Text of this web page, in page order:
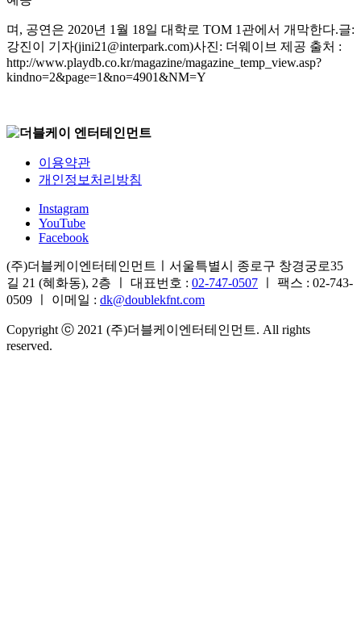
며, 공연은 2020년 1월 18일 대학로 TOM 1관에서 개막한다.글:
강진이 기자(jini21@interpark.com)사진: 더웨이브 제공 출처 :
http://www.playdb.co.kr/magazine/magazine_temp_view.asp?
kindno=2&page=1&no=4901&NM=Y
이용약관
개인정보처리방침
Instagram
YouTube
Facebook
(주)더블케이엔터테인먼트ㅣ서울특별시 종로구 창경궁로35
길 21 (혜화동), 2층 ㅣ 대표번호 : 02-747-0507 ㅣ 팩스 : 02-743-
0509 ㅣ 이메일 : dk@doublekfnt.com
Copyright ⓒ 2021 (주)더블케이엔터테인먼트. All rights
reserved.